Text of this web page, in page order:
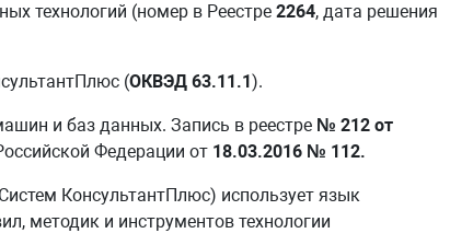
технологий (номер в Реестре 2264, дата решения
(ОКВЭД 63.11.1).
и баз данных. Запись в реестре № 212 от
Федерации от 18.03.2016 № 112.
КонсультантПлюс) использует язык
методик и инструментов технологии